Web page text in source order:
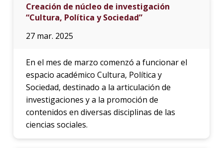
Creación de núcleo de investigación
“Cultura, Política y Sociedad”
27 mar. 2025
En el mes de marzo comenzó a funcionar el
espacio académico Cultura, Política y
Sociedad, destinado a la articulación de
investigaciones y a la promoción de
contenidos en diversas disciplinas de las
ciencias sociales.